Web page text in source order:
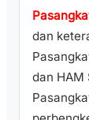
dan
dan HAM